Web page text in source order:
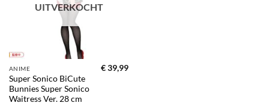
UITVERKOCHT
ANIME
Super Sonico BiCute
Bunnies Super Sonico
Waitress Ver. 28 cm
€39,99